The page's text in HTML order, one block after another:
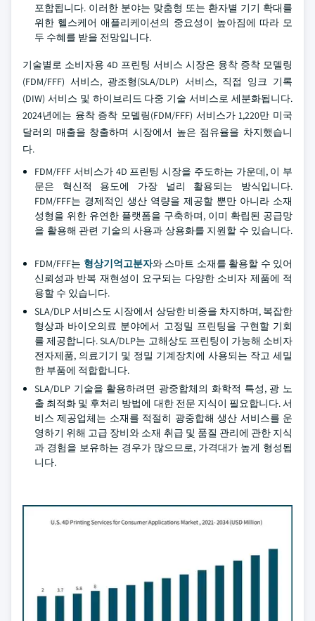
포함됩니다. 이러한 분야는 맞춤형 또는 환자별 기기 확대를
위한 헬스케어 애플리케이션의 중요성이 높아짐에 따라 모
두 수혜를 받을 전망입니다.
기술별로 소비자용 4D 프린팅 서비스 시장은 융착 증착 모델링
(FDM/FFF) 서비스, 광조형(SLA/DLP) 서비스, 직접 잉크 기록
(DIW) 서비스 및 하이브리드 다중 기술 서비스로 세분화됩니다.
2024년에는 융착 증착 모델링(FDM/FFF) 서비스가 1,220만 미국
달러의 매출을 창출하며 시장에서 높은 점유율을 차지했습니
다.
FDM/FFF 서비스가 4D 프린팅 시장을 주도하는 가운데, 이 부
문은 혁신적 용도에 가장 널리 활용되는 방식입니다.
FDM/FFF는 경제적인 생산 역량을 제공할 뿐만 아니라 소재
성형을 위한 유연한 플랫폼을 구축하며, 이미 확립된 공급망
을 활용해 관련 기술의 사용과 상용화를 지원할 수 있습니다.
FDM/FFF는 형상기억고분자와 스마트 소재를 활용할 수 있어
신뢰성과 반복 재현성이 요구되는 다양한 소비자 제품에 적
용할 수 있습니다.
SLA/DLP 서비스도 시장에서 상당한 비중을 차지하며, 복잡한
형상과 바이오의료 분야에서 고정밀 프린팅을 구현할 기회
를 제공합니다. SLA/DLP는 고해상도 프린팅이 가능해 소비자
전자제품, 의료기기 및 정밀 기계장치에 사용되는 작고 세밀
한 부품에 적합합니다.
SLA/DLP 기술을 활용하려면 광중합체의 화학적 특성, 광 노
출 최적화 및 후처리 방법에 대한 전문 지식이 필요합니다. 서
비스 제공업체는 소재를 적절히 광중합해 생산 서비스를 운
영하기 위해 고급 장비와 소재 취급 및 품질 관리에 관한 지식
과 경험을 보유하는 경우가 많으므로, 가격대가 높게 형성됩
니다.